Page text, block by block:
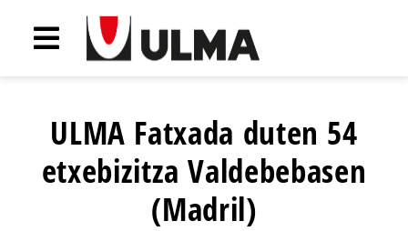
ULMA Fatxada duten 54
etxebizitza Valdebebasen
(Madril)